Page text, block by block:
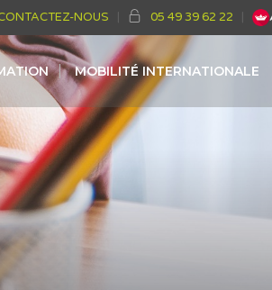
NOUS 05 49 39 62 22
MOBILITÉ INTERNATIONALE